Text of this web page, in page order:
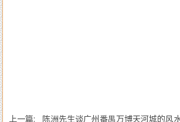
上一篇: 陈洲先生谈广州番禺万博天河城的风